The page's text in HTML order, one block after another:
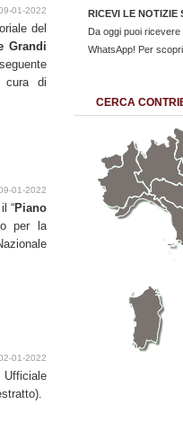
01-2022
del
Grandi
di
01-2022
“Piano
per la
01-2022
RICEVI LE NOTIZIE
Da oggi puoi
WhatsApp! Per
CERCA
Emilia
Lombardia
Piemonte
Valle
d'Aosta